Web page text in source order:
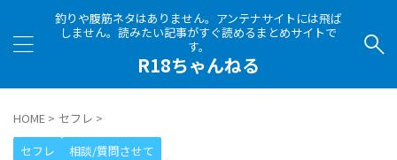
釣りや腹筋ネタはありません。アンテナサイトには飛ば
しません。読みたい記事がすぐ読めるまとめサイトで
す。
R18ちゃんねる
HOME > セフレ >
セフレ
相談/質問させて